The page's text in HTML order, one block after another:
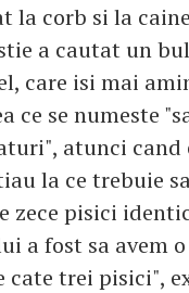
la corb si la
a cautat un
care isi mai
ce se numeste
atunci cand
la ce trebuie
pisici
a fost sa avem
cate trei pisici",